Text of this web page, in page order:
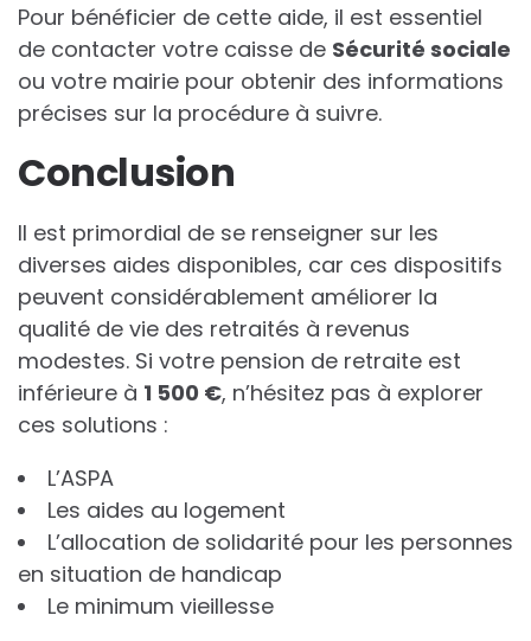
Pour bénéficier de cette aide, il est essentiel
de contacter votre caisse de Sécurité sociale
ou votre mairie pour obtenir des informations
précises sur la procédure à suivre.
Conclusion
Il est primordial de se renseigner sur les
diverses aides disponibles, car ces dispositifs
peuvent considérablement améliorer la
qualité de vie des retraités à revenus
modestes. Si votre pension de retraite est
inférieure à 1 500 €, n’hésitez pas à explorer
ces solutions :
L’ASPA
Les aides au logement
L’allocation de solidarité pour les personnes
en situation de handicap
Le minimum vieillesse